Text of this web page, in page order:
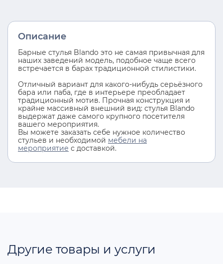
Описание
Барные стулья Blando это не самая привычная для
наших заведений модель, подобное чаще всего
встречается в барах традиционной стилистики.
Отличный вариант для какого-нибудь серьёзного
бара или паба, где в интерьере преобладает
традиционный мотив. Прочная конструкция и
крайне массивный внешний вид: стулья Blando
выдержат даже самого крупного посетителя
вашего мероприятия.
Вы можете заказать себе нужное количество
стульев и необходимой мебели на
мероприятие с доставкой.
Другие товары и услуги